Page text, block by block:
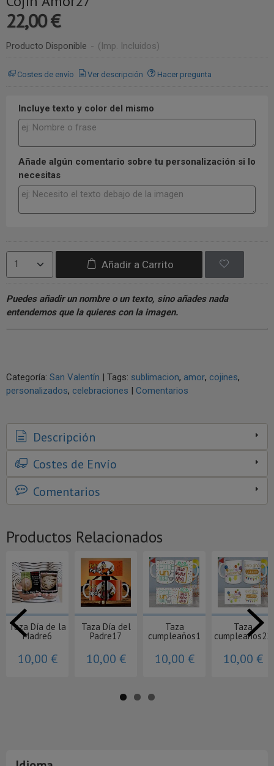
22,00 €
Producto Disponible - (Imp. Incluidos)
Costes de envío Ver descripción Hacer pregunta
Incluye texto y color del mismo
Añade algún comentario sobre tu personalización si lo
necesitas
Añadir a Carrito
Puedes añadir un nombre o un texto, sino añades nada
entendemos que la quieres con la imagen.
Categoría: San Valentín | Tags: sublimacion amor cojines
personalizados celebraciones | Comentarios
Descripción
Costes de Envío
Comentarios
Productos Relacionados
Taza Día de la
Madre6
10,00 €
Taza Día del
Padre17
10,00 €
Taza
cumpleaños1
10,00 €
Taza
cumpleaños22
10,00 €